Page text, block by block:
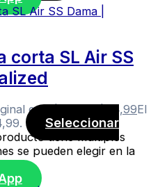
corta SL Air SS
era: $125,00. 94,99El
Seleccionar
tiene múltiples
se pueden elegir en la